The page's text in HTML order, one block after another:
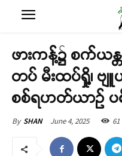
ဖားကန့်၌ စက်ယန္တ
တပ် မီးထပ်ရှို့၊
စစ်ရဟတ်ယာဉ် ပ
By SHAN June 4, 2025 61